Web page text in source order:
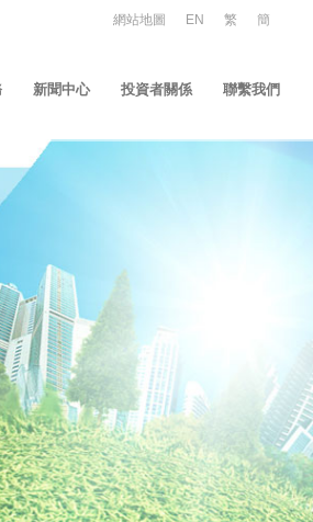
網站地圖 EN 繁 簡
新聞中心 投資者關係 聯繫我們